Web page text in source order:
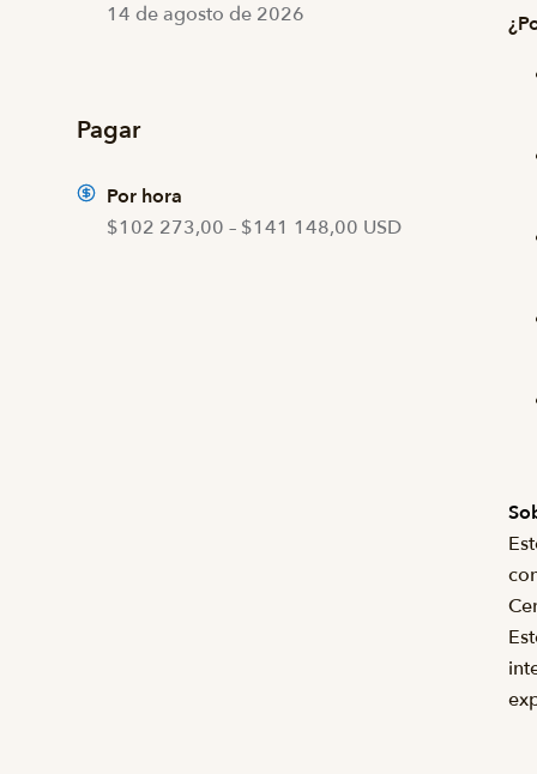
14 de agosto de 2026
Pagar
Por hora
$102 273,00 – $141 148,00 USD